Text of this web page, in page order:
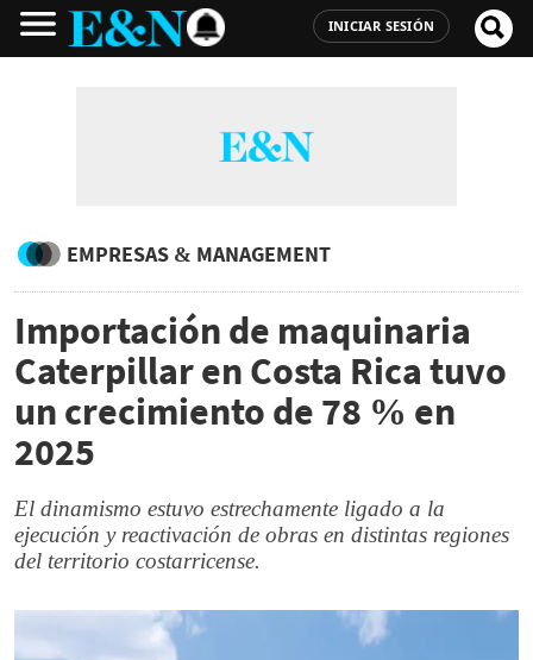
INICIAR SESIÓN
EMPRESAS & MANAGEMENT
Importación de maquinaria
Caterpillar en Costa Rica tuvo
un crecimiento de 78 % en
2025
El dinamismo estuvo estrechamente ligado a la
ejecución y reactivación de obras en distintas regiones
del territorio costarricense.